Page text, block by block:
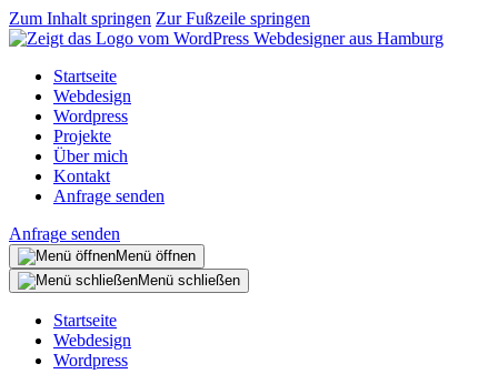
Zum Inhalt springen Zur Fußzeile springen
Startseite
Webdesign
Wordpress
Projekte
Über mich
Kontakt
Anfrage senden
Anfrage senden
Menü öffnen
Menü schließen
Startseite
Webdesign
Wordpress